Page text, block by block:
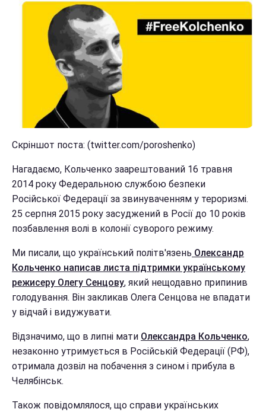
Скріншот поста: (twitter.com/poroshenko)
Нагадаємо, Кольченко заарештований 16 травня
2014 року Федеральною службою безпеки
Російської Федерації за звинуваченням у тероризмі.
25 серпня 2015 року засуджений в Росії до 10 років
позбавлення волі в колонії суворого режиму.
Ми писали, що український політв'язень Олександр
Кольченко написав листа підтримки українському
режисеру Олегу Сенцову, який нещодавно припинив
голодування. Він закликав Олега Сенцова не впадати
у відчай і видужувати.
Відзначимо, що в липні мати Олександра Кольченко,
незаконно утримується в Російській Федерації (РФ),
отримала дозвіл на побачення з сином і прибула в
Челябінськ.
Також повідомлялося, що справи українських